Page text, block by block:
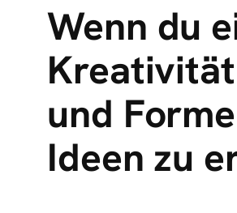
Wenn du
und
Ideen zu